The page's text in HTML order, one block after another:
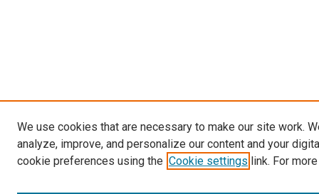
We use cookies that are necessary to make our site work.
analyze, improve, and personalize our content and your
cookie preferences using the Cookie settings link. For